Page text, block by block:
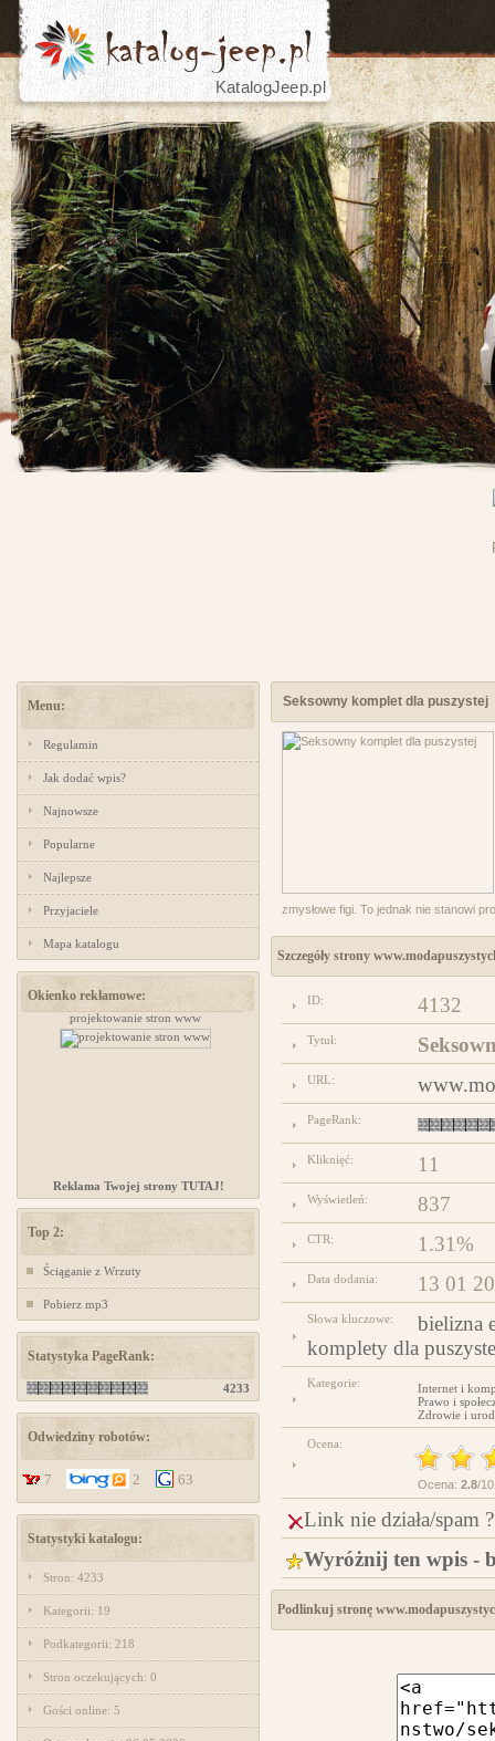
KatalogJeep.pl
Menu:
Regulamin
Jak dodać wpis?
Najnowsze
Popularne
Najlepsze
Przyjaciele
Mapa katalogu
Okienko reklamowe:
projektowanie stron www
Reklama Twojej strony TUTAJ!
Top 2:
Ściąganie z Wrzuty
Pobierz mp3
Statystyka PageRank:
4233
Odwiedziny robotów:
7 2 63
Statystyki katalogu:
Stron: 4233
Kategorii: 19
Podkategorii: 218
Stron oczekujących: 0
Gości online: 5
Seksowny komplet dla puszystej
zmysłowe figi. To jednak nie stanowi
Szczegóły strony
ID: 4132
Tytuł:
URL:
PageRank:
Kliknięć: 11
Wyświetleń: 837
CTR: 1.31%
Data dodania: 13 01
Słowa kluczowe:
bielizna
komplety dla
Kategorie:
Internet i
Prawo i
Zdrowie i
Ocena:
Ocena: 2.8/
Link nie działa/spam ?
Wyróżnij ten wpis -
Podlinkuj stronę